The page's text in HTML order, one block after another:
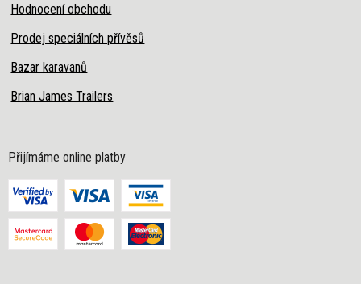
Hodnocení obchodu
Prodej speciálních přívěsů
Bazar karavanů
Brian James Trailers
Přijímáme online platby